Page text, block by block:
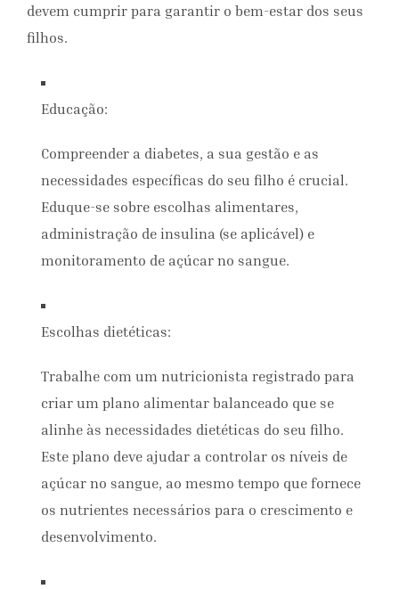
devem cumprir para garantir o bem-estar dos seus
filhos.
Educação:
Compreender a diabetes, a sua gestão e as
necessidades específicas do seu filho é crucial.
Eduque-se sobre escolhas alimentares,
administração de insulina (se aplicável) e
monitoramento de açúcar no sangue.
Escolhas dietéticas:
Trabalhe com um nutricionista registrado para
criar um plano alimentar balanceado que se
alinhe às necessidades dietéticas do seu filho.
Este plano deve ajudar a controlar os níveis de
açúcar no sangue, ao mesmo tempo que fornece
os nutrientes necessários para o crescimento e
desenvolvimento.